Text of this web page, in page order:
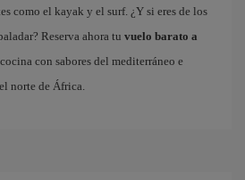
como el kayak y el surf. ¿Y si eres de los
Reserva ahora tu vuelo barato a
con sabores del mediterráneo e
norte de África.